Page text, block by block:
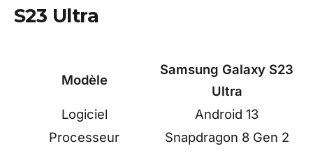
S23 Ultra
Modèle
Samsung Galaxy S23
Ultra
Logiciel
Android 13
Processeur
Snapdragon 8 Gen 2